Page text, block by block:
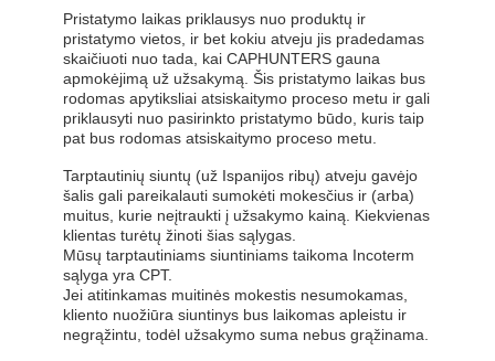
Pristatymo laikas priklausys nuo produktų ir
pristatymo vietos, ir bet kokiu atveju jis pradedamas
skaičiuoti nuo tada, kai CAPHUNTERS gauna
apmokėjimą už užsakymą. Šis pristatymo laikas bus
rodomas apytiksliai atsiskaitymo proceso metu ir gali
priklausyti nuo pasirinkto pristatymo būdo, kuris taip
pat bus rodomas atsiskaitymo proceso metu.
Tarptautinių siuntų (už Ispanijos ribų) atveju gavėjo
šalis gali pareikalauti sumokėti mokesčius ir (arba)
muitus, kurie neįtraukti į užsakymo kainą. Kiekvienas
klientas turėtų žinoti šias sąlygas.
Mūsų tarptautiniams siuntiniams taikoma Incoterm
sąlyga yra CPT.
Jei atitinkamas muitinės mokestis nesumokamas,
kliento nuožiūra siuntinys bus laikomas apleistu ir
negrąžintu, todėl užsakymo suma nebus grąžinama.